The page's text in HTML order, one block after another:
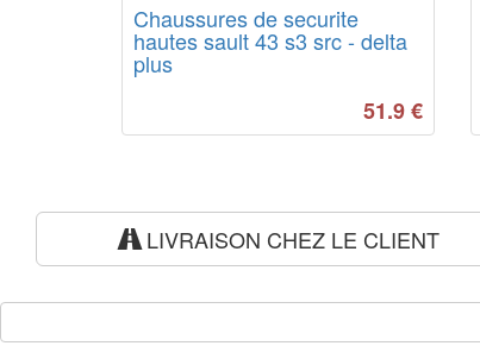
Chaussures de securite
hautes sault 43 s3 src - delta
plus
51.9 €
LIVRAISON CHEZ LE CLIENT